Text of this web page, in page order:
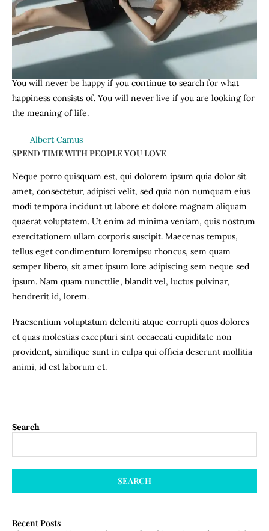
Rhoncus ut, imperdiet a, venenatis vitae, justo. Nullam dictum
felis eu pede mollis pretium. Integer cidunt. Cras dapibus.
Vivamus elementum semper nisi. Aenean vulputate eleifend
tellus. Lorem ipsum. vitae dicta sunt.
You will never be happy if you continue to search for what
happiness consists of. You will never live if you are looking for
the meaning of life.
Albert Camus
SPEND TIME WITH PEOPLE YOU LOVE
Neque porro quisquam est, qui dolorem ipsum quia dolor sit
amet, consectetur, adipisci velit, sed quia non numquam eius
modi tempora incidunt ut labore et dolore magnam aliquam
quaerat voluptatem. Ut enim ad minima veniam, quis nostrum
exercitationem ullam corporis suscipit. Maecenas tempus,
tellus eget condimentum loremipsu rhoncus, sem quam
semper libero, sit amet ipsum lore adipiscing sem neque sed
ipsum. Nam quam nuncttlie, blandit vel, luctus pulvinar,
hendrerit id, lorem.
Praesentium voluptatum deleniti atque corrupti quos dolores
et quas molestias excepturi sint occaecati cupiditate non
provident, similique sunt in culpa qui officia deserunt mollitia
animi, id est laborum et.
Search
SEARCH
Recent Posts